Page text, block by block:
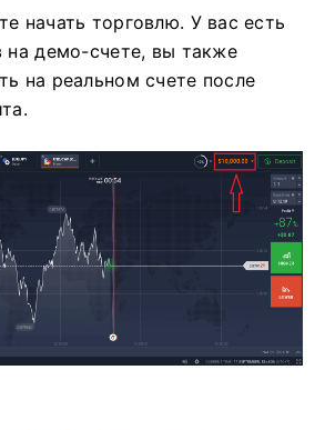
начать торговлю. У вас есть
на демо-счете, вы также
на реальном счете после